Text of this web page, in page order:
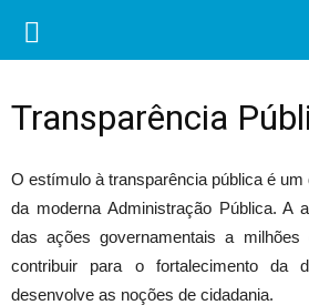
Transparência
O estímulo à transparência pública é
da moderna Administração Pública. A
das ações governamentais a
contribuir para o fortalecimento da
desenvolve as noções de cidadania.